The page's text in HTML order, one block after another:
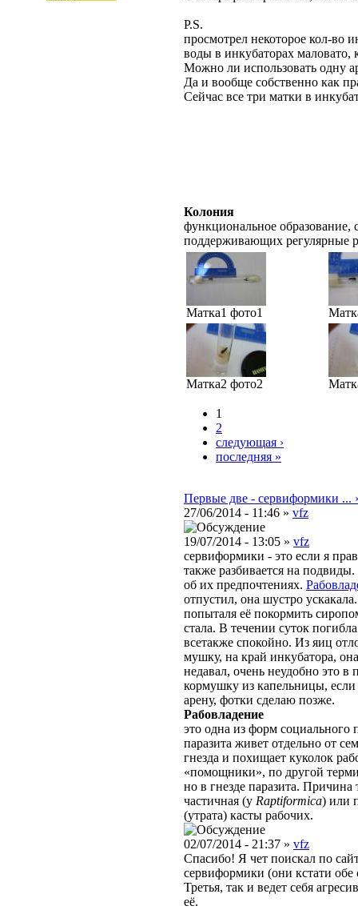
P.S.
просмотрел некоторое кол-во
воды в инкубаторах маловато,
Можно ли использовать одну
Да и вообще собственно как
Сейчас все три матки в
Колония
функциональное образование,
поддерживающих регулярные
Матка1 фото1
Матка2 фото2
1
2
следующая ›
последняя »
Первые две - сервиформики ... ›
27/06/2014 - 11:46 » vfz
19/07/2014 - 13:05 » vfz
сервиформики - это если я
также разбивается на
об их предпочтениях.
отпустил, она шустро
попыталя её покормить
стала. В течении суток
всетакже спокойно. Из яиц
мушку, на край инкубатора,
недавал, очень неудобно это
кормушку из капельницы, если
арену, фотки сделаю позже.
Рабовладение
это одна из форм социального
паразита живет отдельно от
гнезда и похищает куколок
«помощники», по другой
но в гнезде паразита.
частичная (у Raptiformica) или
(утрата) касты рабочих.
02/07/2014 - 21:37 » vfz
Спасибо! Я чет поискал по
сервиформики (они кстати обе
Третья, так и ведет себя
её.